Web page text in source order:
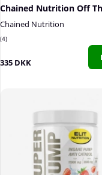
Chained Nutrition
4
335 DKK